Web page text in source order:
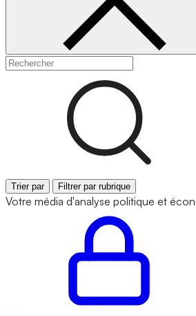
Trier par Filtrer par rubrique
Votre média d'analyse politique et